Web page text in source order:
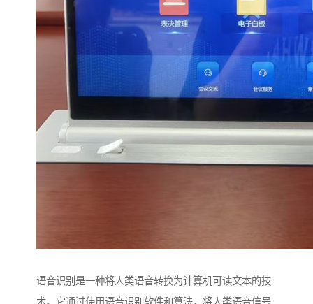
语音识别是一种将人类语音转换为计算机可读文本的技